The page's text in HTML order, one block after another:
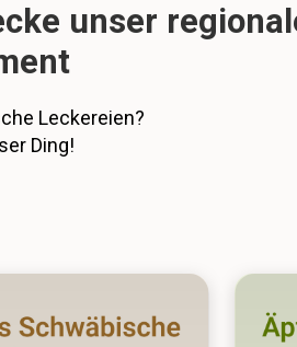
unser
Leckereien?
Ding!